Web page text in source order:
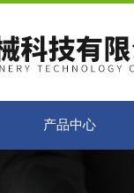
产品中心